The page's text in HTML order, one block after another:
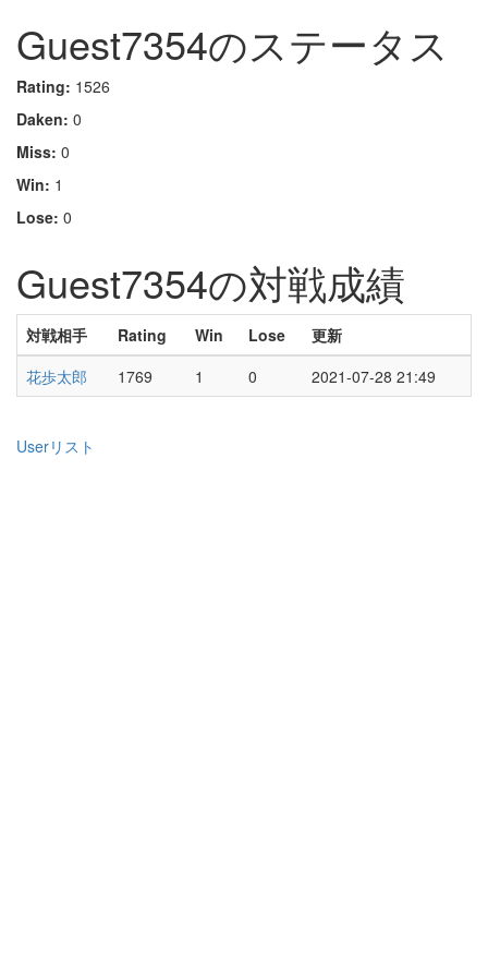
Guest7354のステータス
Rating: 1526
Daken: 0
Miss: 0
Win: 1
Lose: 0
Guest7354の対戦成績
対戦相手 Rating Win Lose
更新
花歩太郎
1769 1 0 2021-07-28 21:49
Userリスト